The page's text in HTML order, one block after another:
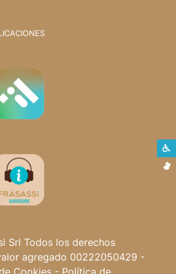
Srl Todos los derechos
agregado 00222050429 -
Cookies - Política de